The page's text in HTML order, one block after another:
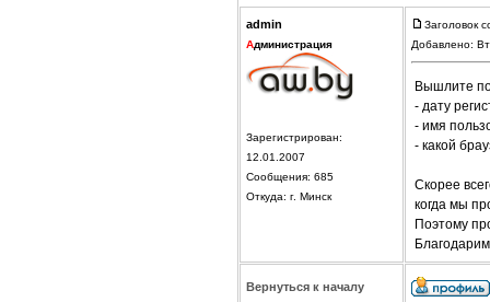
admin
Администрация
Зарегистрирован:
12.01.2007
Сообщения: 685
Откуда: г. Минск
Заголовок
Добавлено:
Вышлите
- дату
- имя
- какой
Скорее
когда мы
Поэтому
Вернуться к началу